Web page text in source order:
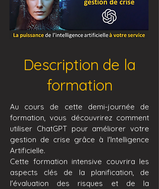
Description de la
formation
Au cours de cette demi-journée de
formation, vous découvrirez comment
utiliser ChatGPT pour améliorer votre
gestion de crise grâce à l'Intelligence
Artificielle.
Cette formation intensive couvrira les
aspects clés de la planification, de
l'évaluation des risques et de la